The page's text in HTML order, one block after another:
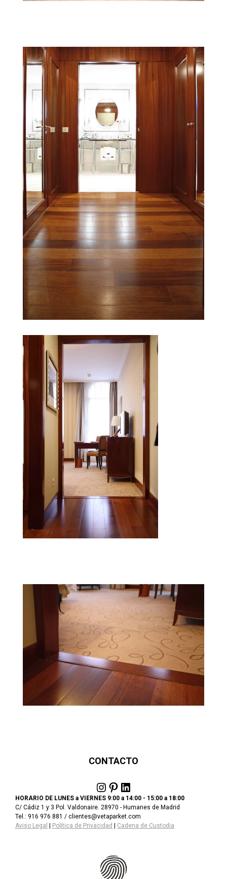
CONTACTO
Instagram Pinterest LinkedIn
HORARIO DE LUNES a VIERNES 9:00 a 14:00 - 15:00 a 18:00
C/ Cádiz 1 y 3 Pol. Valdonaire. 28970 - Humanes de Madrid
Tel.: 916 976 881 / clientes@vetaparket.com
Aviso Legal
Política de Privacidad Cadena de Custodia